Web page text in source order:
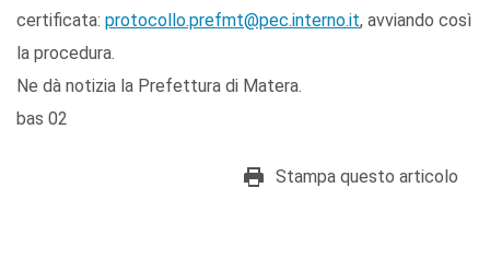
certificata: protocollo.prefmt@pec.interno.it, avviando così
la procedura.
Ne dà notizia la Prefettura di Matera.
bas 02
Stampa questo articolo